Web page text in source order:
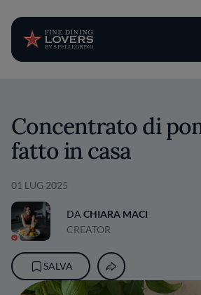
Concentrato di
fatto in casa
01 LUG 2025
DA CHIARA MACI
CREATOR
SALVA